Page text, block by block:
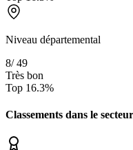
Niveau départemental
8/49
Très bon
Top 16.3%
Classements dans le secteur